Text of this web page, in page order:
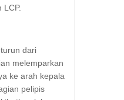
dari
melemparkan
ke arah kepala
pelipis